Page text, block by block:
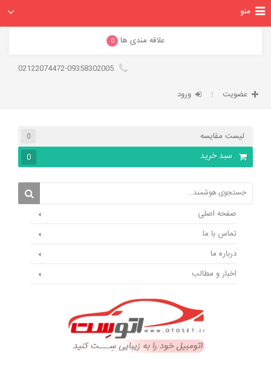
علاقه مندی ها 0
عضویت ورود
لیست مقایسه 0
سبد خرید 0
صفحه اصلی
تماس با ما
درباره ما
اخبار و مطالب
منو